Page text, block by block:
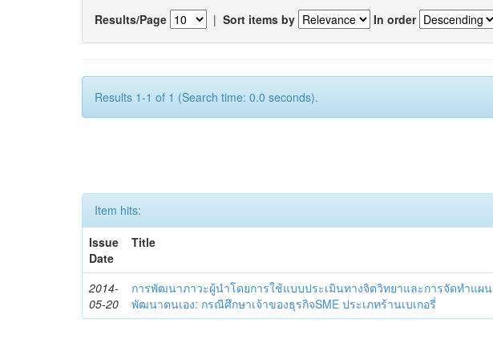
Results/Page | Sort items by In order
Results 1-1 of 1 (Search time: 0.0 seconds).
Item hits:
Issue
Date
Title
2014-
05-20
การพัฒนาภาวะผู้นำโดยการใช้แบบประเมินทางจิตวิทยาและการจัดทำแผน
พัฒนาตนเอง: กรณีศึกษาเจ้าของธุรกิจSME ประเภทร้านเบเกอรี่